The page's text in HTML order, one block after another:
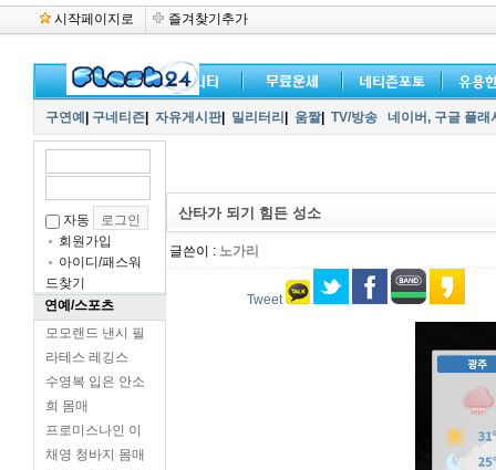
시작페이지로 즐겨찾기추가
구연예 구네티즌 자유게시판| 밀리터리 움짤| TV/방송 네이버, 구글 플
자동
회원가입
아이디/패스워
드찾기
연예/스포츠
모모랜드 낸시 필
라테스 레깅스
수영복 입은 안소
희 몸매
프로미스나인 이
채영 청바지 몸매
산타가 되기 힘든 성소
글쓴이 : 노가리
Tweet